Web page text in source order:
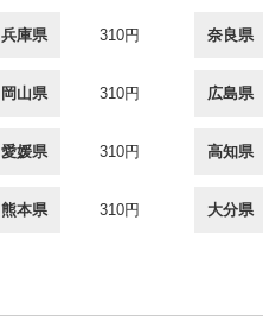
兵庫県 310円 奈良県
岡山県 310円 広島県
愛媛県 310円 高知県
熊本県 310円 大分県